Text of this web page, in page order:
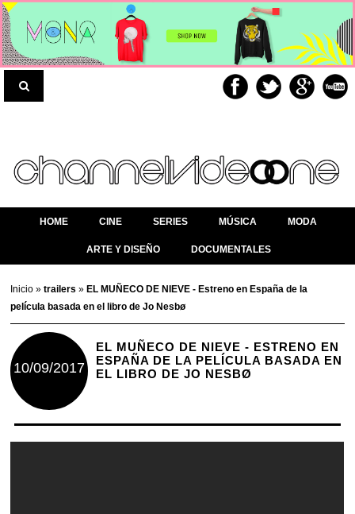
HOME CINE SERIES MÚSICA MODA
ARTE Y DISEÑO DOCUMENTALES
Inicio»trailers» EL MUÑECO DE NIEVE - Estreno en España de la
película basada en el libro de Jo Nesbø
10/09/2017
EL MUÑECO DE NIEVE - ESTRENO EN
ESPAÑA DE LA PELÍCULA BASADA EN
EL LIBRO DE JO NESBØ